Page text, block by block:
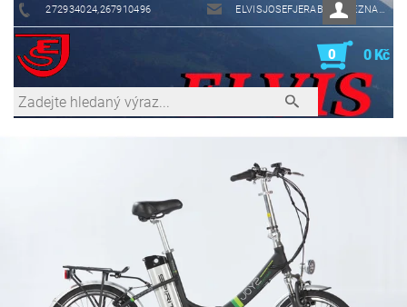
272934024,267910496 ELVISJOSEFJERABEK@SEZNAM.CZ
0 0 Kč